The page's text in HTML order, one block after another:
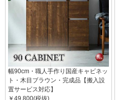
幅90cm・職人手作り国産キャビネッ
ト・木目ブラウン・完成品【搬入設
置サービス対応】
￥49,800(税抜)